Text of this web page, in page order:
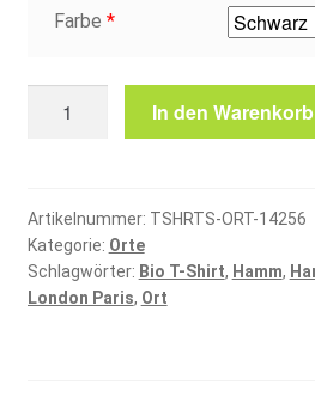
Farbe *
In den Warenkorb
Artikelnummer: TSHRTS-ORT-14256
Kategorie: Orte
Schlagwörter: Bio T-Shirt, Hamm,
London Paris, Ort